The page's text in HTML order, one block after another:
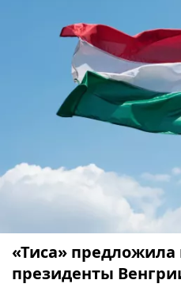
«Тиса» предложила
президенты